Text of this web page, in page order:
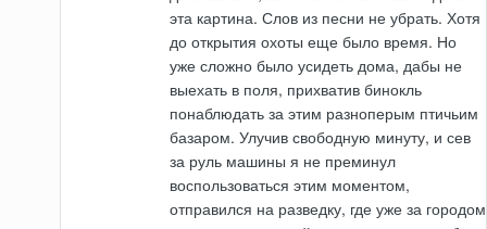
эта картина. Слов из песни не убрать. Хотя
до открытия охоты еще было время. Но
уже сложно было усидеть дома, дабы не
выехать в поля, прихватив бинокль
понаблюдать за этим разноперым птичьим
базаром. Улучив свободную минуту, и сев
за руль машины я не преминул
воспользоваться этим моментом,
отправился на разведку, где уже за городом